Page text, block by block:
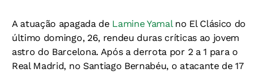
A atuação apagada de Lamine Yamal no El Clásico do
último domingo, 26, rendeu duras críticas ao jovem
astro do Barcelona. Após a derrota por 2 a 1 para o
Real Madrid, no Santiago Bernabéu, o atacante de 17